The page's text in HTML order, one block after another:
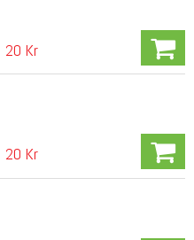
20 Kr
20 Kr